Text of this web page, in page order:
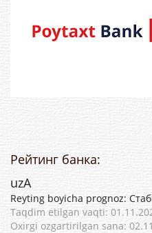
Рейтинг банка:
uzA
Reyting boyicha prognoz:
Taqdim etilgan vaqti:
Oxirgi ozgartirilgan sana: